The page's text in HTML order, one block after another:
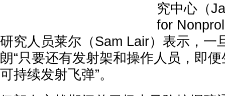
究中心（
for
研究人员莱尔（Sam Lair）表示，一
朗“只要还有发射架和操作人员，即
可持续发射飞弹”。